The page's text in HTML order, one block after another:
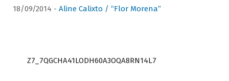
18/09/2014 - Aline Calixto / “Flor Morena”
Z7_7QGCHA41LODH60A3OQA8RN14L7